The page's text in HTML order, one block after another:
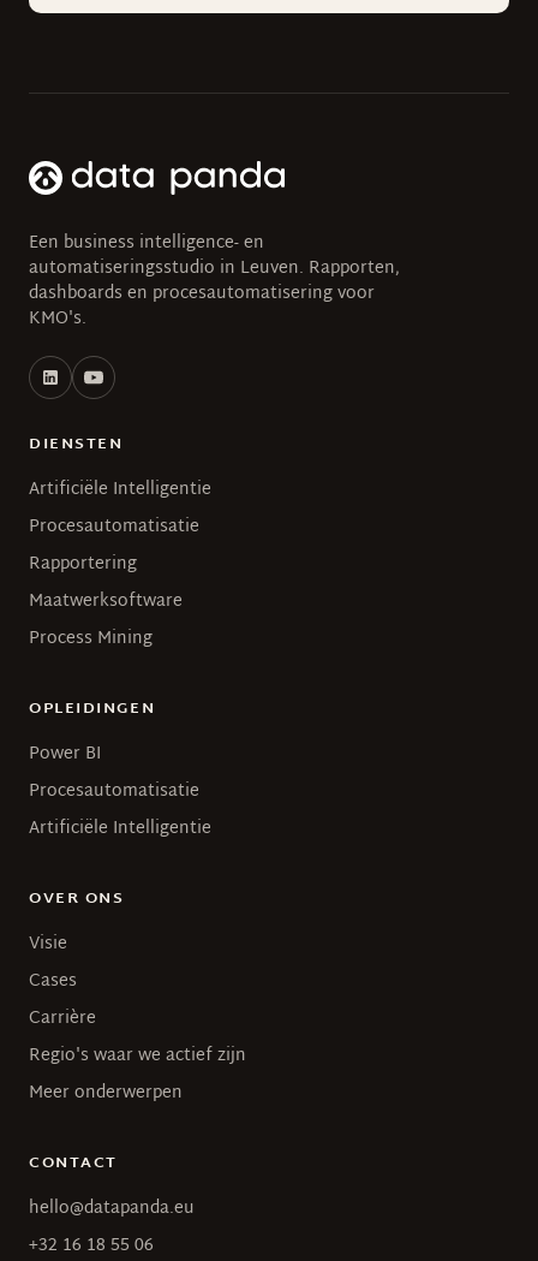
Een business intelligence- en
automatiseringsstudio in Leuven. Rapporten,
dashboards en procesautomatisering voor
KMO's.
DIENSTEN
Artificiële Intelligentie
Procesautomatisatie
Rapportering
Maatwerksoftware
Process Mining
OPLEIDINGEN
Power BI
Procesautomatisatie
Artificiële Intelligentie
OVER ONS
Visie
Cases
Carrière
Regio's waar we actief zijn
Meer onderwerpen
CONTACT
hello@datapanda.eu
+32 16 18 55 06